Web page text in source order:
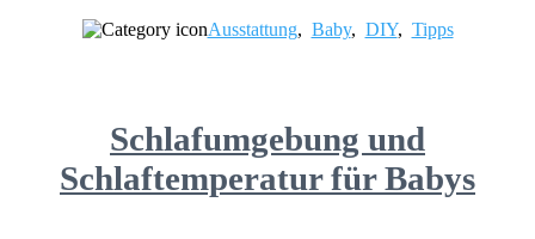
Ausstattung, Baby, DIY, Tipps
Schlafumgebung und
Schlaftemperatur für Babys